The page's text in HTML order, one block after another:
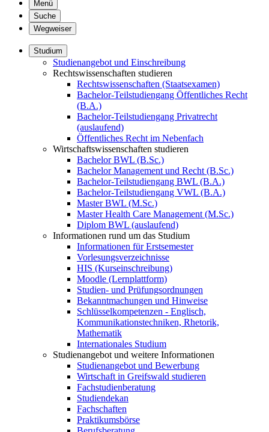
Menü
Suche
Wegweiser
Studium
Studienangebot und Einschreibung
Rechtswissenschaften studieren
Rechtswissenschaften (Staatsexamen)
Bachelor-Teilstudiengang Öffentliches Recht
(B.A.)
Bachelor-Teilstudiengang Privatrecht
(auslaufend)
Öffentliches Recht im Nebenfach
Wirtschaftswissenschaften studieren
Bachelor BWL (B.Sc.)
Bachelor Management und Recht (B.Sc.)
Bachelor-Teilstudiengang BWL (B.A.)
Bachelor-Teilstudiengang VWL (B.A.)
Master BWL (M.Sc.)
Master Health Care Management (M.Sc.)
Diplom BWL (auslaufend)
Informationen rund um das Studium
Informationen für Erstsemester
Vorlesungsverzeichnisse
HIS (Kurseinschreibung)
Moodle (Lernplattform)
Studien- und Prüfungsordnungen
Bekanntmachungen und Hinweise
Schlüsselkompetenzen - Englisch,
Kommunikationstechniken, Rhetorik,
Mathematik
Internationales Studium
Studienangebot und weitere Informationen
Studienangebot und Bewerbung
Wirtschaft in Greifswald studieren
Fachstudienberatung
Studiendekan
Fachschaften
Praktikumsbörse